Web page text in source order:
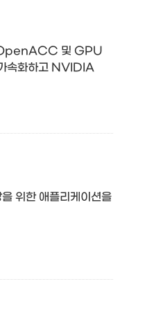
및 GPU
속화하고 NVIDIA
위한 애플리케이션을